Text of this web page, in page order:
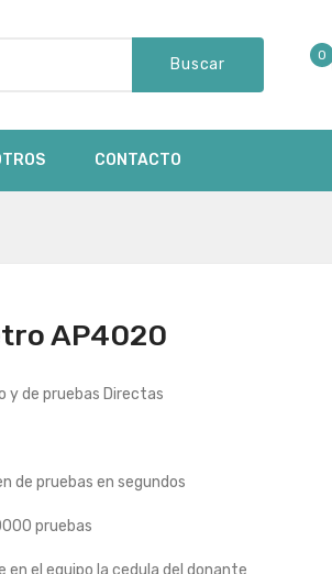
Buscar 0
No hay productos en el carro de compras
CONTACTO
AP4020
y de pruebas Directas
de pruebas en segundos
pruebas
el equipo la cedula del donante